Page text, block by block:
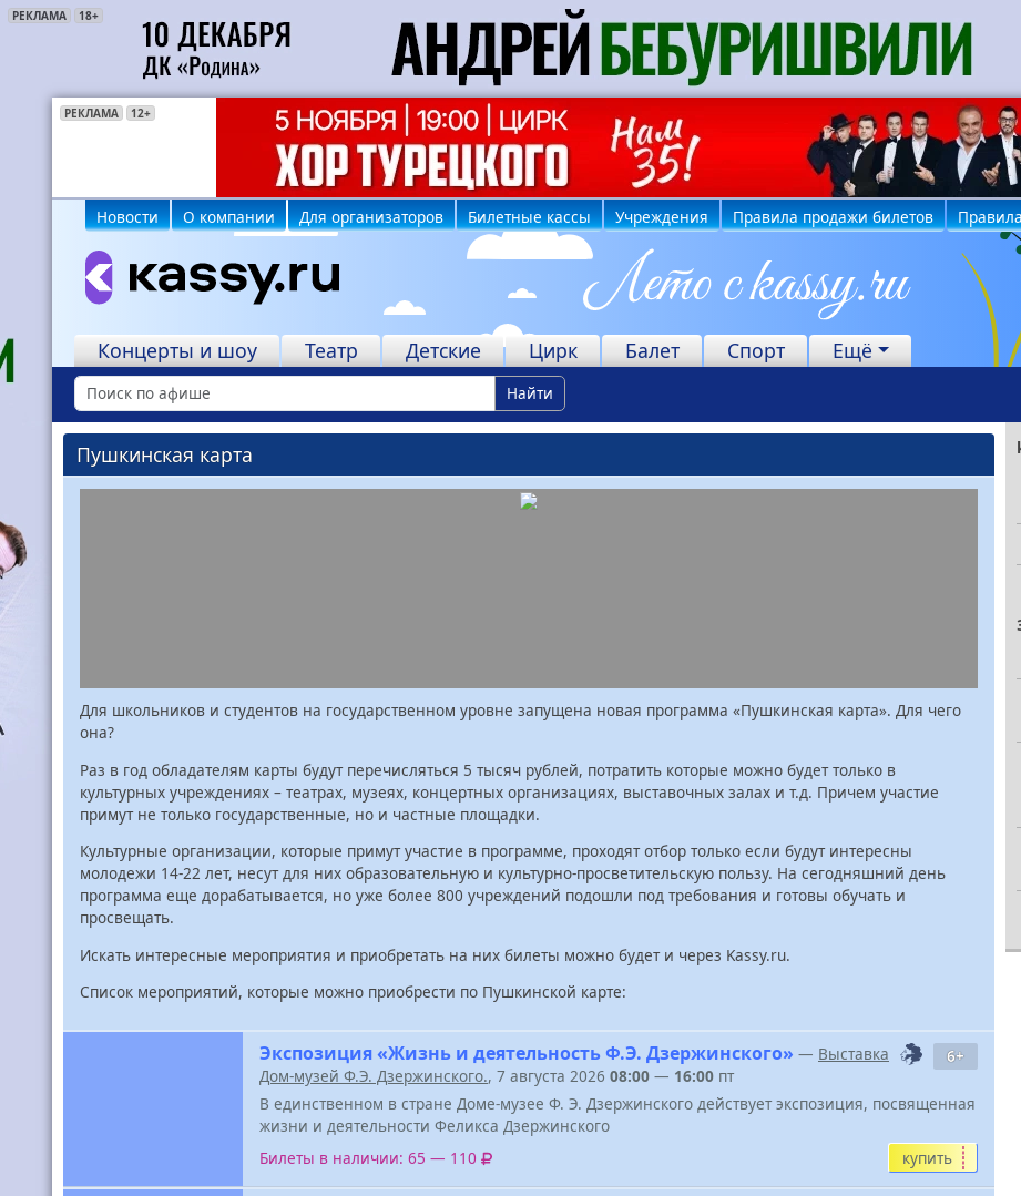
РЕКЛАМА 18+
РЕКЛАМА 6+
РЕКЛАМА 12+
Новости О компании Для организаторов Билетные кассы Учреждения Правила продажи билетов
Концерты и шоу Театр Детские Цирк Балет Спорт Ещё
Найти
Пушкинская карта
Для школьников и студентов на государственном уровне запущена новая программа «Пушкинская карта». Для чего
она?
Раз в год обладателям карты будут перечисляться 5 тысяч рублей, потратить которые можно будет только в
культурных учреждениях – театрах, музеях, концертных организациях, выставочных залах и т.д. Причем участие
примут не только государственные, но и частные площадки.
Культурные организации, которые примут участие в программе, проходят отбор только если будут интересны
молодежи 14-22 лет, несут для них образовательную и культурно-просветительскую пользу. На сегодняшний день
программа еще дорабатывается, но уже более 800 учреждений подошли под требования и готовы обучать и
просвещать.
Искать интересные мероприятия и приобретать на них билеты можно будет и через Kassy.ru.
Список мероприятий, которые можно приобрести по Пушкинской карте:
6+
Экспозиция «Жизнь и деятельность Ф.Э. Дзержинского» — Выставка
Дом-музей Ф.Э. Дзержинского., 7 августа 2026 08:00 — 16:00 пт
В единственном в стране Доме-музее Ф. Э. Дзержинского действует экспозиция, посвященная
жизни и деятельности Феликса Дзержинского
Билеты в наличии: 65 — 110
купить